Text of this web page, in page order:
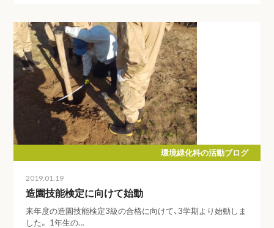
環境緑化科の活動ブログ
2019.01.19
造園技能検定に向けて始動
来年度の造園技能検定3級の合格に向けて、3学期より始動しま
した。 1年生の…